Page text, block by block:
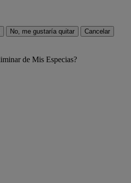
No, me gustaría quitar
Cancelar
de Mis Especias?